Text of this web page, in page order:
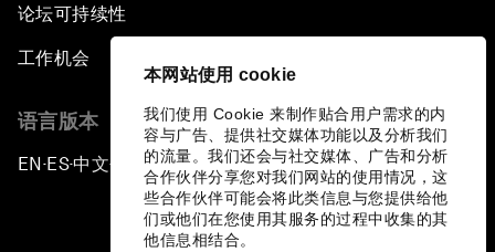
本网站使用 cookie
我们使用 Cookie 来制作贴合用户需求的内
容与广告、提供社交媒体功能以及分析我们
的流量。我们还会与社交媒体、广告和分析
合作伙伴分享您对我们网站的使用情况，这
些合作伙伴可能会将此类信息与您提供给他
们或他们在您使用其服务的过程中收集的其
他信息相结合。
论坛可持续性
工作机会
语言版本
EN ▪ES▪中文▪ 日本語